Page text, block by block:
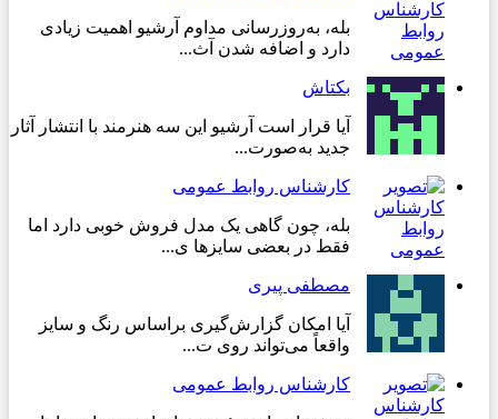
بله، به‌روزرسانی مداوم آرشیو اهمیت زیادی
دارد و اضافه شدن آث...
بکتاش
آیا قرار است آرشیو این سه هنرمند با انتشار آثار
جدید به‌صورت...
کارشناس روابط عمومی
بله، چون گاهی یک مدل فروش خوبی دارد اما
فقط در بعضی سایزها ی...
مصطفی پیری
آیا امکان گزارش‌گیری براساس رنگ و سایز
واقعاً می‌تواند روی ت...
کارشناس روابط عمومی